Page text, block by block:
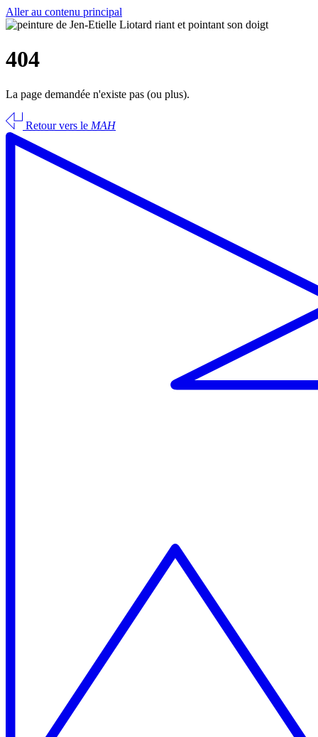
Aller au contenu principal
404
La page demandée n'existe pas (ou plus).
Retour vers le MAH